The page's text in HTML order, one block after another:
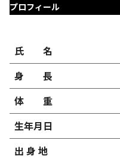
プロフィール
氏 名
身 長
体 重
生年月日
出 身 地